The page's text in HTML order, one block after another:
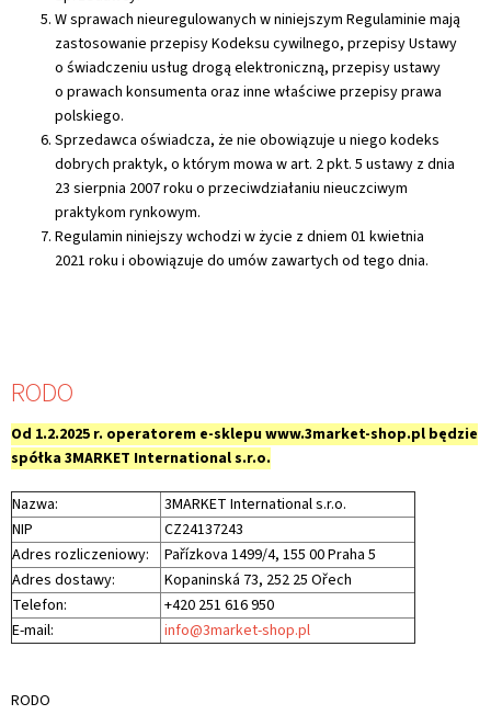
W sprawach nieuregulowanych w niniejszym Regulaminie mają
zastosowanie przepisy Kodeksu cywilnego, przepisy Ustawy
o świadczeniu usług drogą elektroniczną, przepisy ustawy
o prawach konsumenta oraz inne właściwe przepisy prawa
polskiego.
Sprzedawca oświadcza, że nie obowiązuje u niego kodeks
dobrych praktyk, o którym mowa w art. 2 pkt. 5 ustawy z dnia
23 sierpnia 2007 roku o przeciwdziałaniu nieuczciwym
praktykom rynkowym.
Regulamin niniejszy wchodzi w życie z dniem 01 kwietnia
2021 roku i obowiązuje do umów zawartych od tego dnia.
RODO
Od 1.2.2025 r. operatorem e-sklepu www.3market-shop.pl będzie
spółka 3MARKET International s.r.o.
Nazwa:
3MARKET International s.r.o.
NIP
CZ24137243
Adres rozliczeniowy:
Pařízkova 1499/4, 155 00 Praha 5
Adres dostawy:
Kopaninská 73, 252 25 Ořech
Telefon:
+420 251 616 950
E-mail:
info@3market-shop.pl
RODO